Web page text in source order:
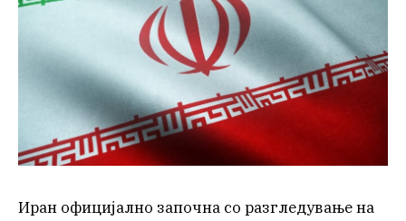
Иран официјално започна со разгледување на